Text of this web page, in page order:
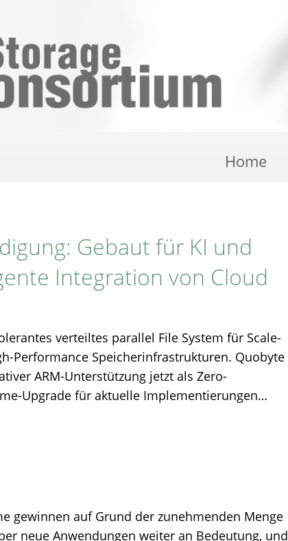
Home
Gebaut für KI und
Integration von Cloud
verteiltes parallel File System für Scale-
Performance Speicherinfrastrukturen. Quobyte
ARM-Unterstützung jetzt als Zero-
Upgrade für aktuelle Implementierungen…
gewinnen auf Grund der zunehmenden Menge
neue Anwendungen weiter an Bedeutung, und